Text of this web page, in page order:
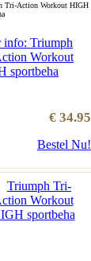
Tri-Action Workout HIGH
info: Triumph
Workout
sportbeha
€ 34.95
Bestel Nu!